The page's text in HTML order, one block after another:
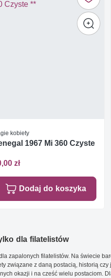
kobiety
1967 Mi 360 Czyste
zł
Dodaj do koszyka
dla filatelistów
zapalonych filatelistów. Na świecie
związane z daną postacią, historią czy
okazji i na cześć wielu postaciom.